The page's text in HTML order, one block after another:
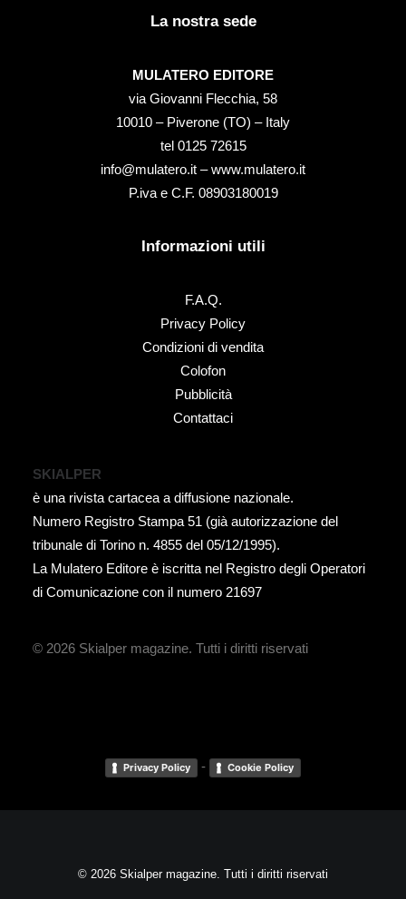
La nostra sede
MULATERO EDITORE
via Giovanni Flecchia, 58
10010 – Piverone (TO) – Italy
tel ‭0125 72615‬
info@mulatero.it –www.mulatero.it
P.iva e C.F. 08903180019
Informazioni utili
F.A.Q.
Privacy Policy
Condizioni di vendita
Colofon
Pubblicità
Contattaci
SKIALPER
è una rivista cartacea a diffusione nazionale.
Numero Registro Stampa 51 (già autorizzazione del
tribunale di Torino n. 4855 del 05/12/1995).
La Mulatero Editore è iscritta nel Registro degli Operatori
di Comunicazione con il numero 21697
© 2026 Skialper magazine. Tutti i diritti riservati
Privacy Policy - Cookie Policy
© 2026 Skialper magazine. Tutti i diritti riservati